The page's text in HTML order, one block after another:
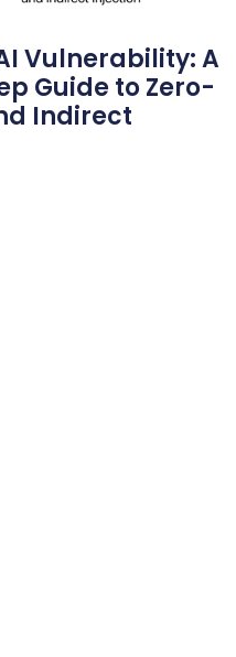
Vulnerability: A
Guide to Zero-
Indirect